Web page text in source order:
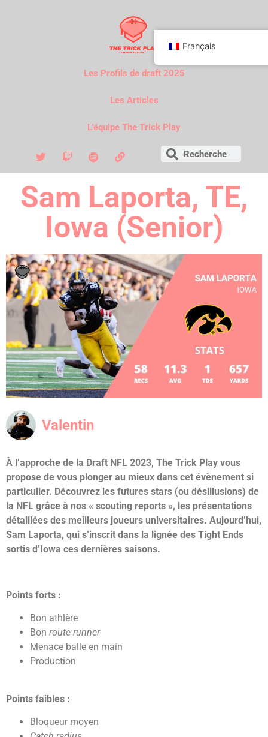
Les Profils de draft 2025
Les Articles
L'équipe The Trick Play
Sam Laporta, TE,
Iowa (Senior)
Valentin
À l’approche de la Draft NFL 2023, The Trick Play vous
propose de vous plonger au mieux dans cet évènement si
particulier. Découvrez les futures stars (ou désillusions) de
la NFL grâce à nos « scouting reports », les présentations
détaillées des meilleurs joueurs universitaires. Aujourd’hui,
Sam Laporta, qui s’inscrit dans la lignée des Tight Ends
sortis d’Iowa ces dernières saisons.
Points forts :
Bon athlère
Bon route runner
Menace balle en main
Production
Points faibles :
Bloqueur moyen
Français